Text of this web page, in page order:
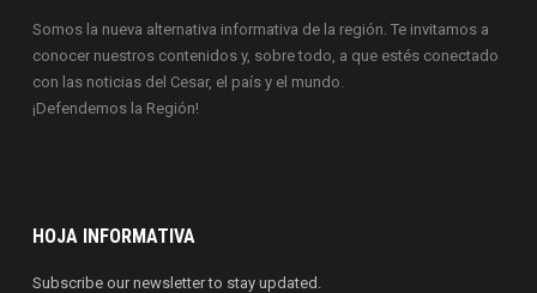
Somos la nueva alternativa informativa de la región. Te invitamos a
conocer nuestros contenidos y, sobre todo, a que estés conectado
con las noticias del Cesar, el país y el mundo.
¡Defendemos la Región!
HOJA INFORMATIVA
Subscribe our newsletter to stay updated.